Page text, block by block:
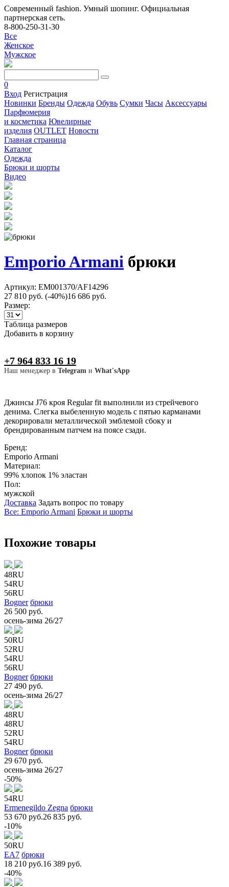
Современный fashion. Умный шопинг. Официальная
партнерская сеть.
8-800-250-31-30
Все
Женское
Мужское
0
Вход Регистрация
Новинки Бренды Одежда Обувь Сумки Часы Аксессуары
Парфюмерия
и косметика Ювелирные
изделия OUTLET Новости
Главная страница
Каталог
Одежда
Брюки и шорты
Видео
Emporio Armani брюки
Артикул: EM001370/AF14296
27 810 руб. (-40%)16 686 руб.
Размер:
Таблица размеров
Добавить в корзину
+7 964 833 16 19
Наш менеджер в Telegram и What'sApp
Джинсы J76 кроя Regular fit выполнили из стрейчевого
денима. Слегка выбеленную модель с пятью карманами
декорировали металлической эмблемой сбоку и
брендированным патчем на поясе сзади.
Бренд:
Emporio Armani
Материал:
99% хлопок 1% эластан
Пол:
мужской
Доставка Задать вопрос по товару
Все: Emporio Armani Брюки и шорты
Похожие товары
48RU
54RU
56RU
Bogner брюки
26 500 руб.
осень-зима 26/27
50RU
52RU
54RU
56RU
Bogner брюки
27 490 руб.
осень-зима 26/27
48RU
48RU
52RU
54RU
Bogner брюки
29 670 руб.
осень-зима 26/27
-50%
54RU
Ermenegildo Zegna брюки
53 670 руб.26 835 руб.
-10%
50RU
EA7 брюки
18 210 руб.16 389 руб.
-40%